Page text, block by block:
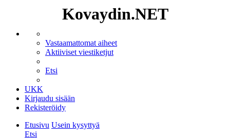
Kovaydin.NET
Vastaamattomat aiheet
Aktiiviset viestiketjut
Etsi
UKK
Kirjaudu sisään
Rekisteröidy
Etusivu Usein kysyttyä
Etsi